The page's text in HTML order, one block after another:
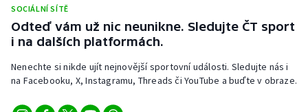
SOCIÁLNÍ SÍTĚ
Odteď vám už nic neunikne. Sledujte ČT sport
i na dalších platformách.
Nenechte si nikde ujít nejnovější sportovní události. Sledujte nás i
na Facebooku, X, Instagramu, Threads či YouTube a buďte v obraze.